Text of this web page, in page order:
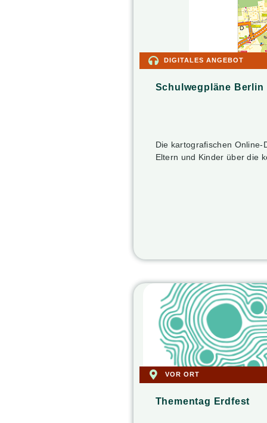
DIGITALES ANGEBOT
Schulwegpläne Berlin
Die kartografischen
Eltern und Kinder über die
VOR ORT
Thementag Erdfest